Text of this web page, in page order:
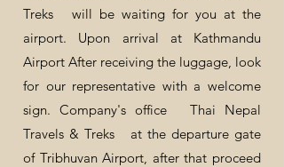
Treks
will be waiting for you at the
airport. Upon arrival at Kathmandu
Airport After receiving the luggage, look
for our representative with a welcome
sign. Company's office
Thai Nepal
Travels & Treks
at the departure gate
of Tribhuvan Airport, after that proceed